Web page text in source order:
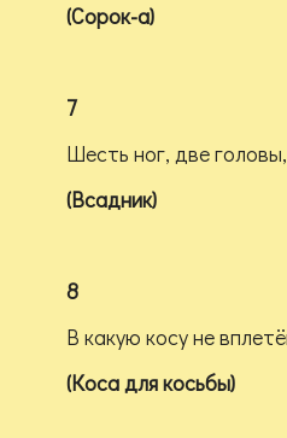
(Сорок-а)
7
Шесть ног, две
(Всадник)
8
В какую косу не
(Коса для косьбы)